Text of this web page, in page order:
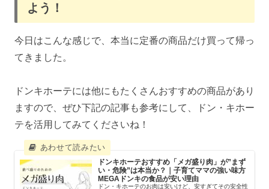
よう！
今日はこんな感じで、本当に定番の商品だけ買って帰っ
てきました。
ドンキホーテには他にもたくさんおすすめの商品があり
ますので、ぜひ下記の記事も参考にして、ドン・キホー
テを活用してみてくださいね！
ドンキホーテおすすめ「メガ盛り肉」が”まず
い・危険”は本当か？｜子育てママの強い味方
MEGAドンキの食品が安い理由
ドン・キホーテのお肉は安いけど、安すぎてその安全性